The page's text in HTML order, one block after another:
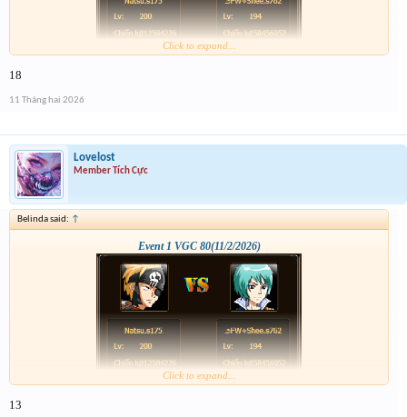
Click to expand...
18
11 Tháng hai 2026
Lovelost
Member Tích Cực
Belinda said: ↑
Event 1 VGC 80(11/2/2026)
Click to expand...
13